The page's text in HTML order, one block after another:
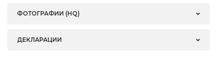
ФОТОГРАФИИ (HQ)
ДЕКЛАРАЦИИ